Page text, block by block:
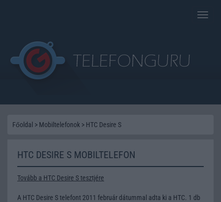
Toggle
Főoldal > Mobiltelefonok > HTC Desire S
HTC DESIRE S MOBILTELEFON
Tovább a HTC Desire S tesztjére
A HTC Desire S telefont 2011 február dátummal adta ki a HTC. 1 db